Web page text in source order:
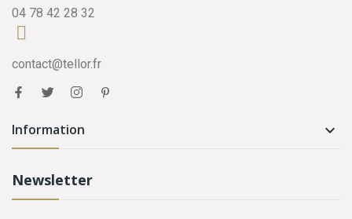
04 78 42 28 32
contact@tellor.fr
Information 
Newsletter